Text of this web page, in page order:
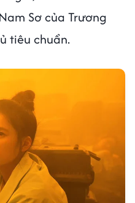
Sơ của Trương
tiêu chuẩn.